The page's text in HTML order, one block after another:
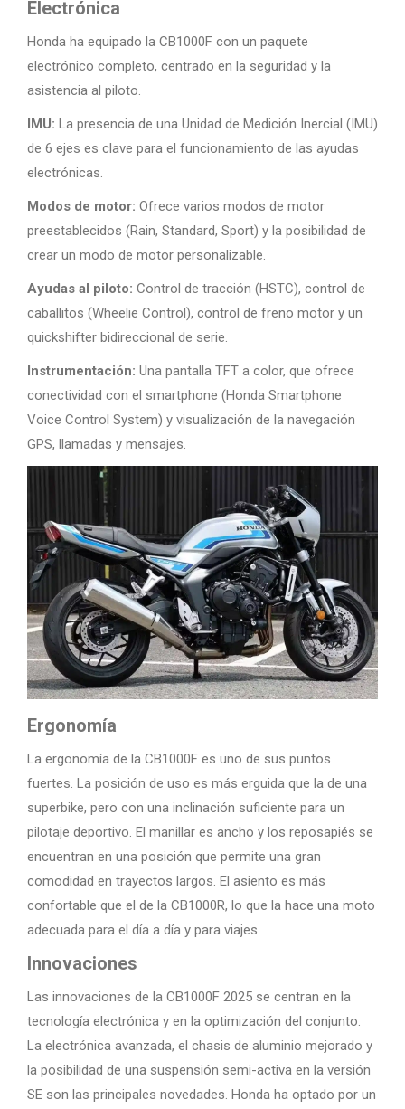
Electrónica
Honda ha equipado la CB1000F con un paquete
electrónico completo, centrado en la seguridad y la
asistencia al piloto.
IMU: La presencia de una Unidad de Medición Inercial (IMU)
de 6 ejes es clave para el funcionamiento de las ayudas
electrónicas.
Modos de motor: Ofrece varios modos de motor
preestablecidos (Rain, Standard, Sport) y la posibilidad de
crear un modo de motor personalizable.
Ayudas al piloto: Control de tracción (HSTC), control de
caballitos (Wheelie Control), control de freno motor y un
quickshifter bidireccional de serie.
Instrumentación: Una pantalla TFT a color, que ofrece
conectividad con el smartphone (Honda Smartphone
Voice Control System) y visualización de la navegación
GPS, llamadas y mensajes.
Ergonomía
La ergonomía de la CB1000F es uno de sus puntos
fuertes. La posición de uso es más erguida que la de una
superbike, pero con una inclinación suficiente para un
pilotaje deportivo. El manillar es ancho y los reposapiés se
encuentran en una posición que permite una gran
comodidad en trayectos largos. El asiento es más
confortable que el de la CB1000R, lo que la hace una moto
adecuada para el día a día y para viajes.
Innovaciones
Las innovaciones de la CB1000F 2025 se centran en la
tecnología electrónica y en la optimización del conjunto.
La electrónica avanzada, el chasis de aluminio mejorado y
la posibilidad de una suspensión semi-activa en la versión
SE son las principales novedades. Honda ha optado por un